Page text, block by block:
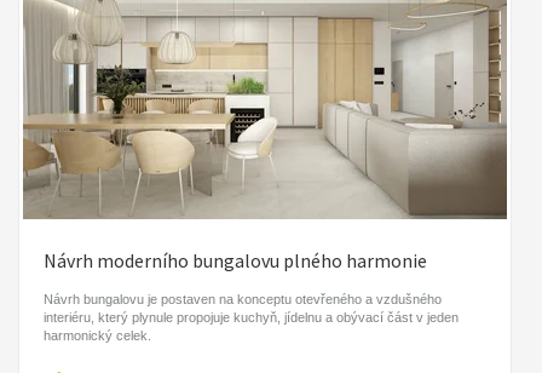
Návrh moderního bungalovu plného harmonie
Návrh bungalovu je postaven na konceptu otevřeného a vzdušného
interiéru, který plynule propojuje kuchyň, jídelnu a obývací část v jeden
harmonický celek.